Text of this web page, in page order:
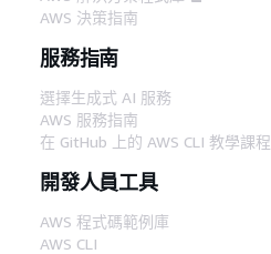
AWS 決策指南
服務指南
選擇生成式 AI 服務
AWS 服務指南
在 GitHub 上的 AWS CLI 教學課程
開發人員工具
AWS 程式碼範例庫
AWS CLI